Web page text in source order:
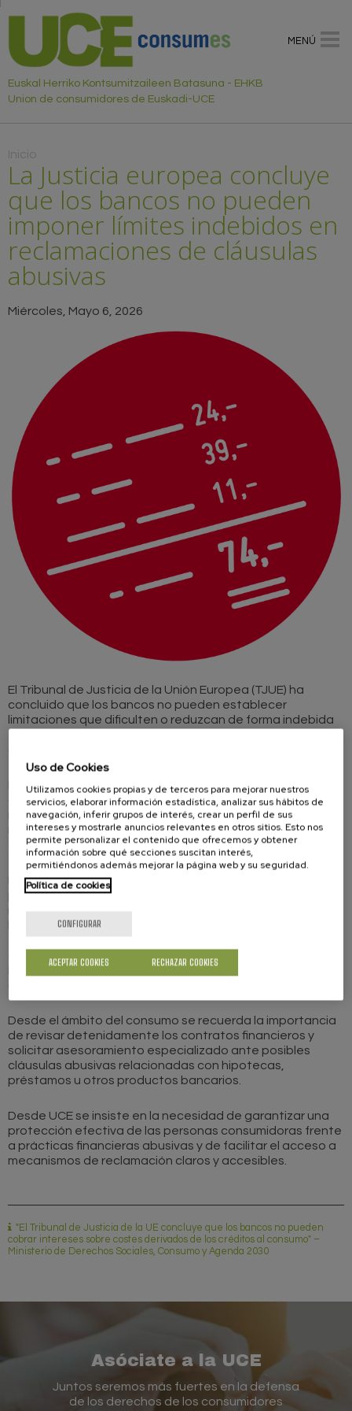
Euskal Herriko Kontsumitzaileen Batasuna - EHKB
Union de consumidores de Euskadi-UCE
Usted está aquí
Inicio
La Justicia europea concluye
que los bancos no pueden
imponer límites indebidos en
reclamaciones de cláusulas
abusivas
Miércoles, Mayo 6, 2026
El Tribunal de Justicia de la Unión Europea (TJUE) ha
concluido que los bancos no pueden establecer
limitaciones que dificulten o reduzcan de forma indebida
La resolución refuerza la protección de las personas
consumidoras frente a prácticas bancarias abusivas y
recuerda que las entidades financieras deben garantizar
mecanismos efectivos para que la ciudadanía pueda
ejercer sus derechos en igualdad de condiciones.
El fallo se centra especialmente en los obstáculos que
pueden encontrarse las personas afectadas a la hora de
reclamar cantidades abonadas indebidamente o solicitar
la nulidad de determinadas cláusulas contractuales. El
TJUE considera que las medidas que dificulten
incompatibles con la normativa europea de protección de
Desde el ámbito del consumo se recuerda la importancia
de revisar detenidamente los contratos financieros y
solicitar asesoramiento especializado ante posibles
cláusulas abusivas relacionadas con hipotecas,
préstamos u otros productos bancarios.
Desde UCE se insiste en la necesidad de garantizar una
protección efectiva de las personas consumidoras frente
a prácticas financieras abusivas y de facilitar el acceso a
mecanismos de reclamación claros y accesibles.
"El Tribunal de Justicia de la UE concluye que los bancos no pueden
cobrar intereses sobre costes derivados de los créditos al consumo" –
Ministerio de Derechos Sociales, Consumo y Agenda 2030
Asóciate a la UCE
Juntos seremos más fuertes en la defensa
de los derechos de los consumidores
MENÚ
Uso de Cookies
Utilizamos cookies propias y de terceros para mejorar nuestros
servicios, elaborar información estadística, analizar sus hábitos de
navegación, inferir grupos de interés, crear un perfil de sus
intereses y mostrarle anuncios relevantes en otros sitios. Esto nos
permite personalizar el contenido que ofrecemos y obtener
información sobre qué secciones suscitan interés,
permitiéndonos además mejorar la página web y su seguridad.
Política de cookies
CONFIGURAR
RECHAZAR COOKIES
ACEPTAR COOKIES